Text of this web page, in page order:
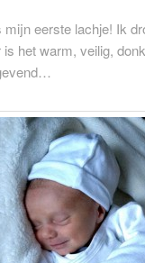
mijn eerste lachje! Ik
is het warm, veilig,